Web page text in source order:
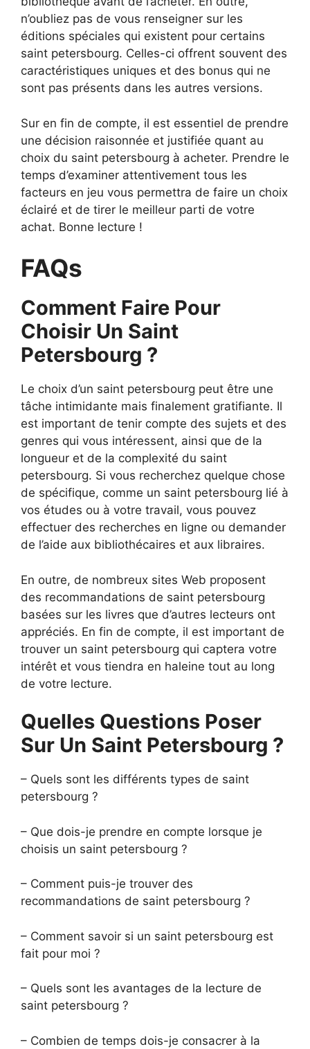
n’oubliez pas de vous renseigner sur les
éditions spéciales qui existent pour certains
saint petersbourg. Celles-ci offrent souvent des
caractéristiques uniques et des bonus qui ne
sont pas présents dans les autres versions.
Sur en fin de compte, il est essentiel de prendre
une décision raisonnée et justifiée quant au
choix du saint petersbourg à acheter. Prendre le
temps d’examiner attentivement tous les
facteurs en jeu vous permettra de faire un choix
éclairé et de tirer le meilleur parti de votre
achat. Bonne lecture !
FAQs
Comment Faire Pour
Choisir Un Saint
Petersbourg ?
Le choix d’un saint petersbourg peut être une
tâche intimidante mais finalement gratifiante. Il
est important de tenir compte des sujets et des
genres qui vous intéressent, ainsi que de la
longueur et de la complexité du saint
petersbourg. Si vous recherchez quelque chose
de spécifique, comme un saint petersbourg lié à
vos études ou à votre travail, vous pouvez
effectuer des recherches en ligne ou demander
de l’aide aux bibliothécaires et aux libraires.
En outre, de nombreux sites Web proposent
des recommandations de saint petersbourg
basées sur les livres que d’autres lecteurs ont
appréciés. En fin de compte, il est important de
trouver un saint petersbourg qui captera votre
intérêt et vous tiendra en haleine tout au long
de votre lecture.
Quelles Questions Poser
Sur Un Saint Petersbourg ?
– Quels sont les différents types de saint
petersbourg ?
– Que dois-je prendre en compte lorsque je
choisis un saint petersbourg ?
– Comment puis-je trouver des
recommandations de saint petersbourg ?
– Comment savoir si un saint petersbourg est
fait pour moi ?
– Quels sont les avantages de la lecture de
saint petersbourg ?
– Combien de temps dois-je consacrer à la